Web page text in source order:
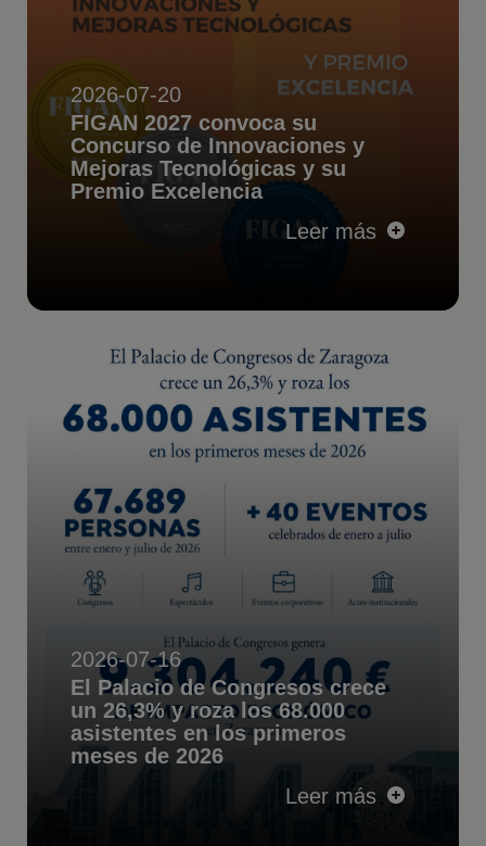
2026-07-20
FIGAN 2027 convoca su
Concurso de Innovaciones y
Mejoras Tecnológicas y su
Premio Excelencia
Leer más
2026-07-16
El Palacio de Congresos crece
un 26,3% y roza los 68.000
asistentes en los primeros
meses de 2026
Leer más